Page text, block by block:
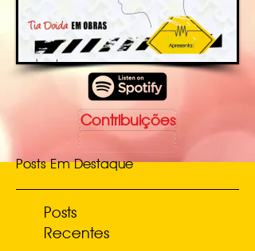
Contribuições
Posts Em Destaque
Posts
Recentes